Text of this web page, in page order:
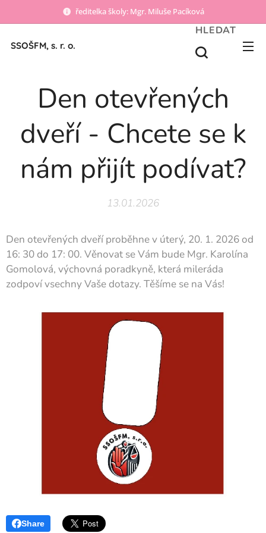
ředitelka školy: Mgr. Miluše Pacíková
SSOŠFM, s. r. o.
HLEDAT
Den otevřených
dveří - Chcete se k
nám přijít podívat?
13.01.2026
Den otevřených dveří proběhne v úterý, 20. 1. 2026 od
16: 30 do 17: 00. Věnovat se Vám bude Mgr. Karolína
Gomolová, výchovná poradkyně, která mileráda
zodpoví vsechny Vaše dotazy. Těšíme se na Vás!
Share